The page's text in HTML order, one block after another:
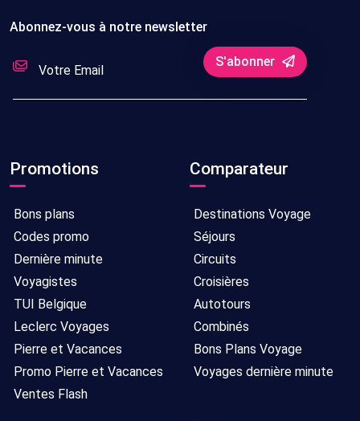
Abonnez-vous à notre newsletter
S'abonner
Promotions
Bons plans
Codes promo
Dernière minute
Voyagistes
TUI Belgique
Leclerc Voyages
Pierre et Vacances
Promo Pierre et Vacances
Ventes Flash
Comparateur
Destinations Voyage
Séjours
Circuits
Croisières
Autotours
Combinés
Bons Plans Voyage
Voyages dernière minute